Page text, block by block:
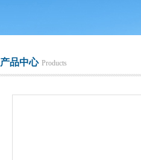
产品中心 Products